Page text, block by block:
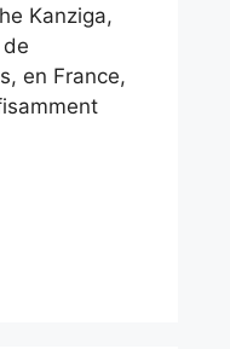
Kanziga,
en France,